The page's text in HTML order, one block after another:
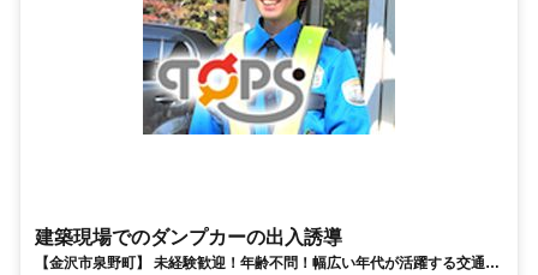
建築現場でのダンプカーの出入誘導
【金沢市泉野町】 未経験歓迎！年齢不問！幅広い年代が活躍する交通誘